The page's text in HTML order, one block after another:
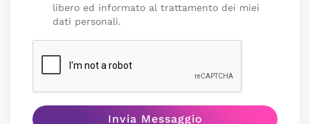
libero ed informato al trattamento dei miei
dati personali.